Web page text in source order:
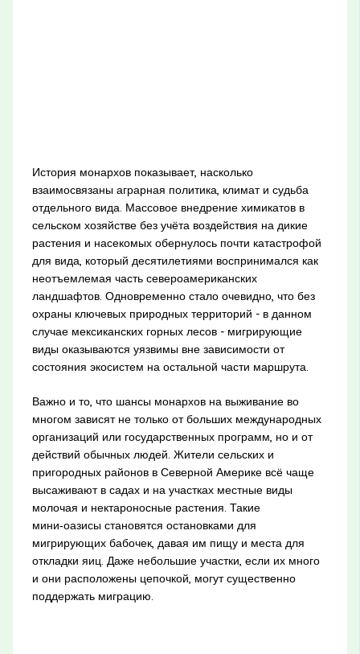
История монархов показывает, насколько
взаимосвязаны аграрная политика, климат и судьба
отдельного вида. Массовое внедрение химикатов в
сельском хозяйстве без учёта воздействия на дикие
растения и насекомых обернулось почти катастрофой
для вида, который десятилетиями воспринимался как
неотъемлемая часть североамериканских
ландшафтов. Одновременно стало очевидно, что без
охраны ключевых природных территорий - в данном
случае мексиканских горных лесов - мигрирующие
виды оказываются уязвимы вне зависимости от
состояния экосистем на остальной части маршрута.
Важно и то, что шансы монархов на выживание во
многом зависят не только от больших международных
организаций или государственных программ, но и от
действий обычных людей. Жители сельских и
пригородных районов в Северной Америке всё чаще
высаживают в садах и на участках местные виды
молочая и нектароносные растения. Такие
мини‑оазисы становятся остановками для
мигрирующих бабочек, давая им пищу и места для
откладки яиц. Даже небольшие участки, если их много
и они расположены цепочкой, могут существенно
поддержать миграцию.